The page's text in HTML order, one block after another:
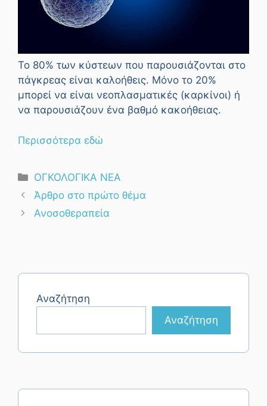
Το 80% των κύστεων που παρουσιάζονται στο
πάγκρεας είναι καλοήθεις. Μόνο το 20%
μπορεί να είναι νεοπλασματικές (καρκίνοι) ή
να παρουσιάζουν ένα βαθμό κακοήθειας.
Περισσότερα εδώ
Κατηγορίες
ΟΓΚΟΛΟΓΙΚΑ ΝΕΑ
Άρθρο στο πρώτο θέμα
Ανοσοθεραπεία
Αναζήτηση
Αναζήτηση